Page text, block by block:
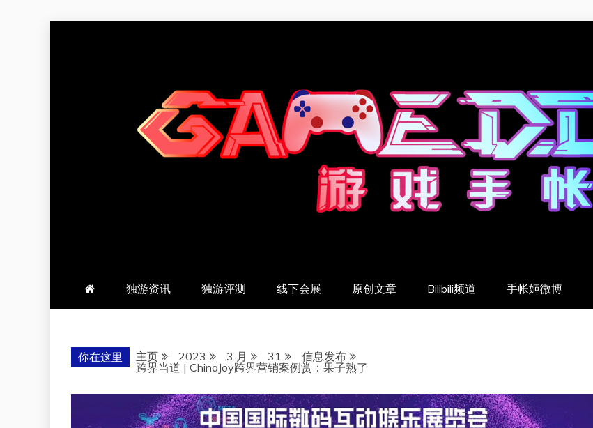
羽风手帐姬
独游资讯 独游评测 线下会展 原创文章 Bilibili频道 手帐姬微博
你在这里 主页 2023 3 月 31
信息发布
跨界当道 | ChinaJoy跨界营销案例赏：果子熟了